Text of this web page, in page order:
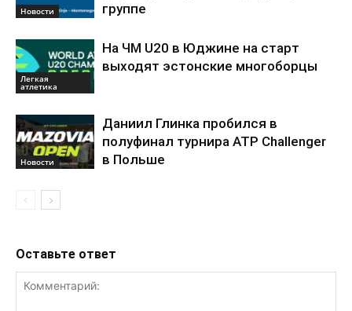
Новости
группе
Легкая
атлетика
На ЧМ U20 в Юджине на старт
выходят эстонские многоборцы
Новости
Даниил Глинка пробился в
полуфинал турнира ATP Challenger
в Польше
Оставьте ответ